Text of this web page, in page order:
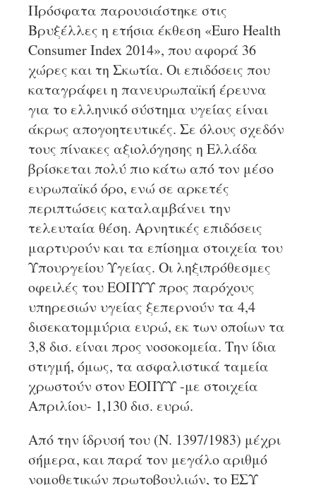
Πρόσφατα παρουσιάστηκε στις
Βρυξέλλες η ετήσια έκθεση «Euro Health
Consumer Index 2014», που αφορά 36
χώρες και τη Σκωτία. Οι επιδόσεις που
καταγράφει η πανευρωπαϊκή έρευνα
για το ελληνικό σύστημα υγείας είναι
άκρως απογοητευτικές. Σε όλους σχεδόν
τους πίνακες αξιολόγησης η Ελλάδα
βρίσκεται πολύ πιο κάτω από τον μέσο
ευρωπαϊκό όρο, ενώ σε αρκετές
περιπτώσεις καταλαμβάνει την
τελευταία θέση. Αρνητικές επιδόσεις
μαρτυρούν και τα επίσημα στοιχεία του
Υπουργείου Υγείας. Οι ληξιπρόθεσμες
οφειλές του ΕΟΠΥΥ προς παρόχους
υπηρεσιών υγείας ξεπερνούν τα 4,4
δισεκατομμύρια ευρώ, εκ των οποίων τα
3,8 δισ. είναι προς νοσοκομεία. Την ίδια
στιγμή, όμως, τα ασφαλιστικά ταμεία
χρωστούν στον ΕΟΠΥΥ -με στοιχεία
Απριλίου- 1,130 δισ. ευρώ.
Από την ίδρυσή του (Ν. 1397/1983) μέχρι
σήμερα, και παρά τον μεγάλο αριθμό
νομοθετικών πρωτοβουλιών, το ΕΣΥ